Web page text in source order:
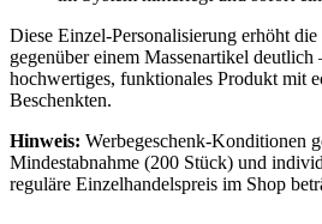
Diese Einzel-Personalisierung erhöht
gegenüber einem Massenartikel deutlich
hochwertiges, funktionales Produkt mit
Beschenkten.
Hinweis: Werbegeschenk-Konditionen
Mindestabnahme (200 Stück) und
reguläre Einzelhandelspreis im Shop